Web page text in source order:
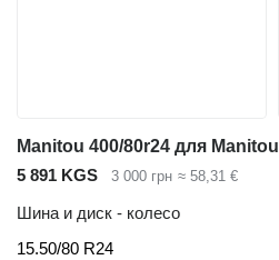
Manitou 400/80r24 для Manitou
5 891 KGS
3 000 грн ≈ 58,31 €
Шина и диск - колесо
15.50/80 R24